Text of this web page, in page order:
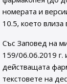
номерата и
10.5, което влиза
Със Заповед на
159/06.06.2019 г.
действащата
текстовете на